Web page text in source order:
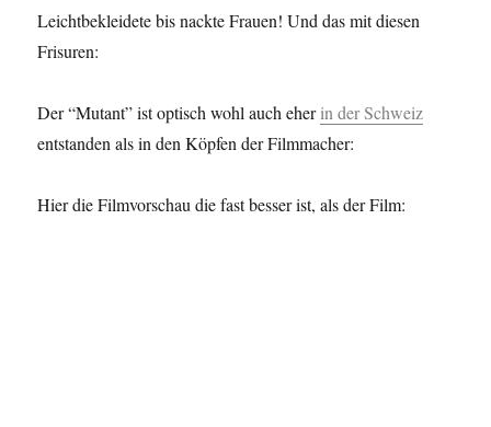
Leichtbekleidete bis nackte Frauen! Und das mit diesen
Frisuren:
Der “Mutant” ist optisch wohl auch eherin der Schweiz
entstanden als in den Köpfen der Filmmacher:
Hier die Filmvorschau die fast besser ist, als der Film: